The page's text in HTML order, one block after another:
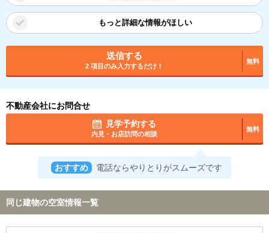
もっと詳細な情報がほしい
送信する
2 項目のみ入力するだけ！
無料
不動産会社にお問合せ
見学予約する
内見・お店訪問の相談
無料
おすすめ 電話ならやりとりがスムーズです
同じ建物の空室情報一覧